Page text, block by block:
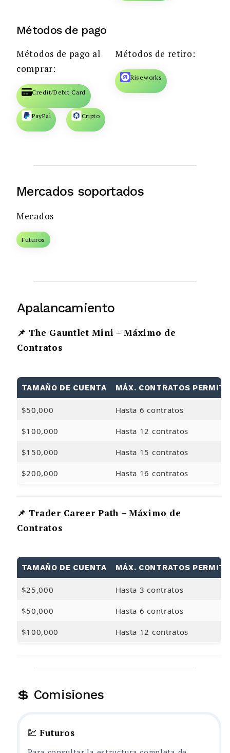
Métodos de pago
Métodos de pago al
comprar:
Credit/Debit Card
PayPal Cripto
Métodos de retiro:
Riseworks
Mercados soportados
Mecados
Futuros
Apalancamiento
📌 The Gauntlet Mini – Máximo de
Contratos
TAMAÑO DE CUENTA MÁX. CONTRATOS
$50,000 Hasta 6 contratos
$100,000 Hasta 12 contratos
$150,000 Hasta 15 contratos
$200,000 Hasta 16 contratos
📌 Trader Career Path – Máximo de
Contratos
TAMAÑO DE CUENTA MÁX. CONTRATOS
$25,000 Hasta 3 contratos
$50,000 Hasta 6 contratos
$100,000 Hasta 12 contratos
💲 Comisiones
💹 Futuros